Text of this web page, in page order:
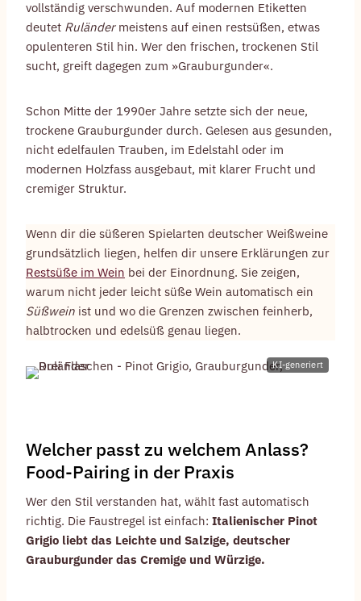
vollständig verschwunden. Auf modernen Etiketten
deutet Ruländermeistens auf einen restsüßen, etwas
opulenteren Stil hin. Wer den frischen, trockenen Stil
sucht, greift dagegen zum »Grauburgunder«.
Schon Mitte der 1990er Jahre setzte sich der neue,
trockene Grauburgunder durch. Gelesen aus gesunden,
nicht edelfaulen Trauben, im Edelstahl oder im
modernen Holzfass ausgebaut, mit klarer Frucht und
cremiger Struktur.
Wenn dir die süßeren Spielarten deutscher Weißweine
grundsätzlich liegen, helfen dir unsere Erklärungen zur
Restsüße im Wein bei der Einordnung. Sie zeigen,
warum nicht jeder leicht süße Wein automatisch ein
Süßwein ist und wo die Grenzen zwischen feinherb,
halbtrocken und edelsüß genau liegen.
KI-generiert
Welcher passt zu welchem Anlass?
Food-Pairing in der Praxis
Wer den Stil verstanden hat, wählt fast automatisch
richtig. Die Faustregel ist einfach: Italienischer Pinot
Grigio liebt das Leichte und Salzige, deutscher
Grauburgunder das Cremige und Würzige.